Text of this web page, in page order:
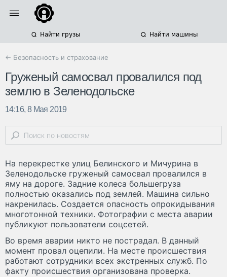
Найти грузы Найти машины
← Безопасность и страхование
Груженый самосвал провалился под
землю в Зеленодольске
14:16, 8 Мая 2019
На перекрестке улиц Белинского и Мичурина в
Зеленодольске груженый самосвал провалился в
яму на дороге. Задние колеса большегруза
полностью оказались под землей. Машина сильно
накренилась. Создается опасность опрокидывания
многотонной техники. Фотографии с места аварии
публикуют пользователи соцсетей.
Во время аварии никто не пострадал. В данный
момент провал оцепили. На месте происшествия
работают сотрудники всех экстренных служб. По
факту происшествия организована проверка.